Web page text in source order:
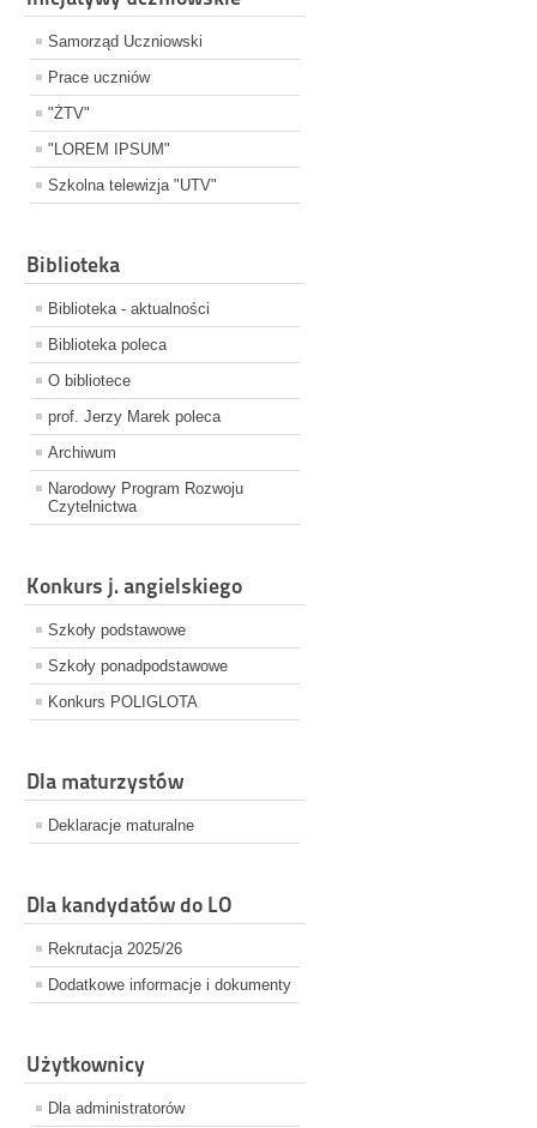
Samorząd Uczniowski
Prace uczniów
"ŻTV"
"LOREM IPSUM"
Szkolna telewizja "UTV"
Biblioteka
Biblioteka - aktualności
Biblioteka poleca
O bibliotece
prof. Jerzy Marek poleca
Archiwum
Narodowy Program Rozwoju
Czytelnictwa
Konkurs j. angielskiego
Szkoły podstawowe
Szkoły ponadpodstawowe
Konkurs POLIGLOTA
Dla maturzystów
Deklaracje maturalne
Dla kandydatów do LO
Rekrutacja 2025/26
Dodatkowe informacje i dokumenty
Użytkownicy
Dla administratorów